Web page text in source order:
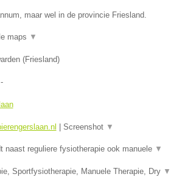
maar wel in de provincie Friesland.
maps ▼
(Friesland)
-
Screenshot ▼
naast reguliere fysiotherapie ook manuele ▼
Sportfysiotherapie, Manuele Therapie, Dry ▼